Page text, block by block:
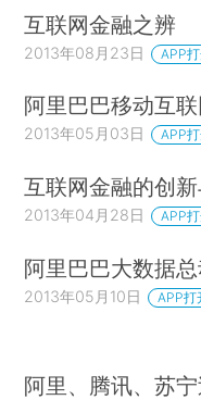
互联网金融之辨
2013年08月23日 APP
阿里巴巴移动互
2013年05月03日 APP
互联网金融的创
2013年04月28日 APP
阿里巴巴大数据
2013年05月10日 APP打
阿里、腾讯、苏